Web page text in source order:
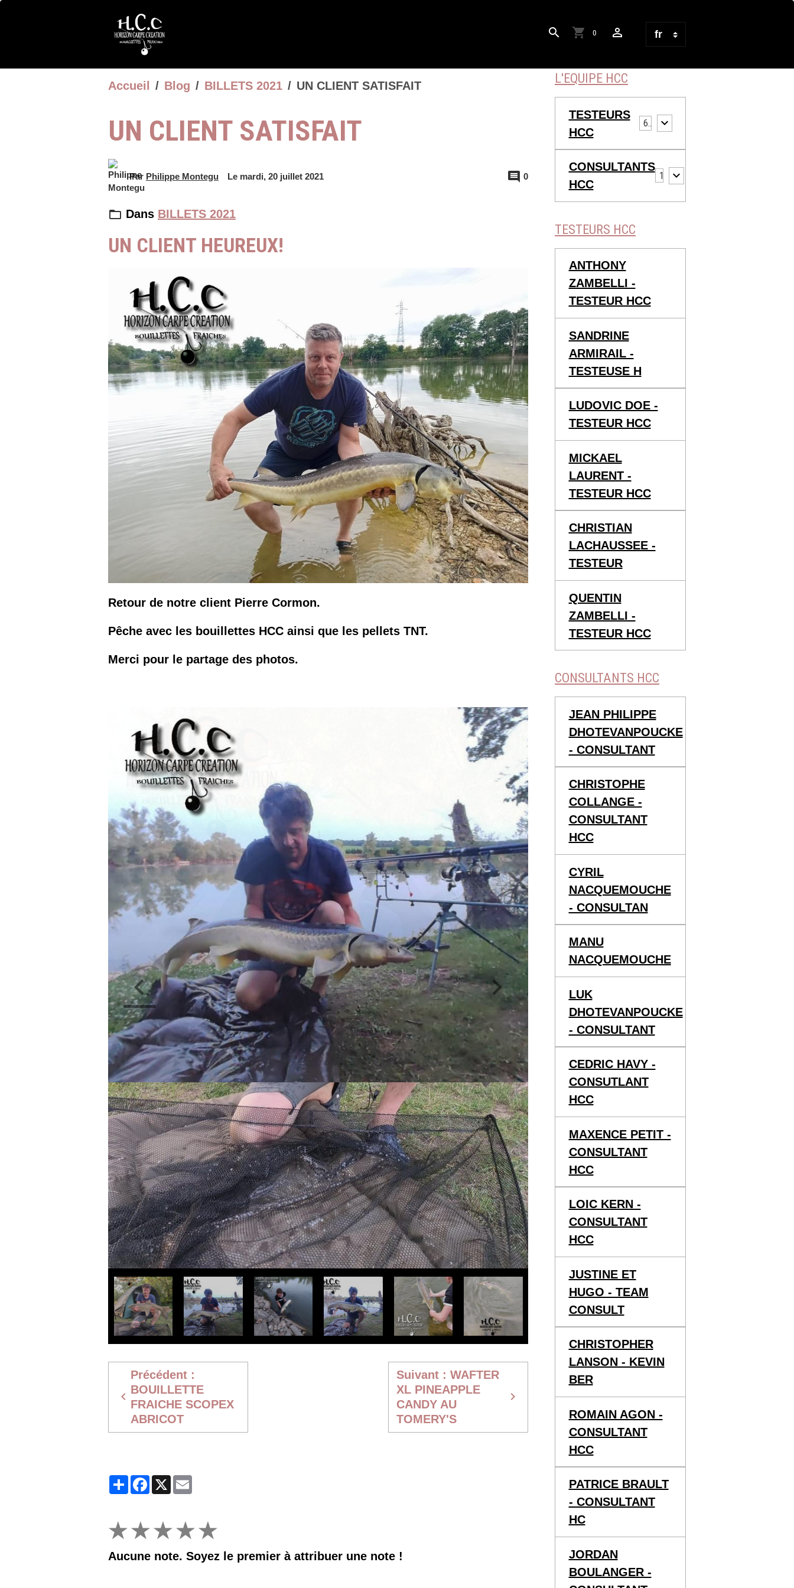
0
Accueil Blog BILLETS 2021 UN CLIENT SATISFAIT
UN CLIENT SATISFAIT
Par Philippe Montegu Le mardi, 20 juillet 2021 0
Dans BILLETS 2021
UN CLIENT HEUREUX!
Retour de notre client Pierre Cormon.
Pêche avec les bouillettes HCC ainsi que les pellets TNT.
Merci pour le partage des photos.
Précédent :
BOUILLETTE
FRAICHE SCOPEX
ABRICOT
Suivant : WAFTER
XL PINEAPPLE
CANDY AU
TOMERY'S
PartagerFacebook
X Email
★★★★★
Aucune note. Soyez le premier à attribuer une note !
AJOUTER UN COMMENTAIRE
Nom
E-mail
Site Internet
L'EQUIPE HCC
TESTEURS
HCC
6
CONSULTANTS
HCC
13
TESTEURS HCC
ANTHONY
ZAMBELLI -
TESTEUR HCC
SANDRINE
ARMIRAIL -
TESTEUSE H
LUDOVIC DOE -
TESTEUR HCC
MICKAEL
LAURENT -
TESTEUR HCC
CHRISTIAN
LACHAUSSEE -
TESTEUR
QUENTIN
ZAMBELLI -
TESTEUR HCC
CONSULTANTS HCC
JEAN PHILIPPE
DHOTEVANPOUCKE
- CONSULTANT
CHRISTOPHE
COLLANGE -
CONSULTANT
HCC
CYRIL
NACQUEMOUCHE
- CONSULTAN
MANU
NACQUEMOUCHE
LUK
DHOTEVANPOUCKE
- CONSULTANT
CEDRIC HAVY -
CONSUTLANT
HCC
MAXENCE PETIT -
CONSULTANT
HCC
LOIC KERN -
CONSULTANT
HCC
JUSTINE ET
HUGO - TEAM
CONSULT
CHRISTOPHER
LANSON - KEVIN
BER
ROMAIN AGON -
CONSULTANT
HCC
PATRICE BRAULT
- CONSULTANT
HC
JORDAN
BOULANGER -